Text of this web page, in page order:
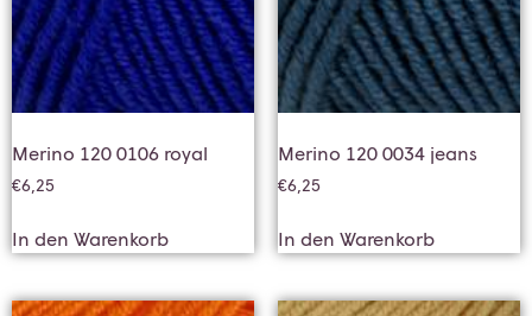
Merino 120 0106 royal
€6,25
In den Warenkorb
Merino 120 0034 jeans
€6,25
In den Warenkorb